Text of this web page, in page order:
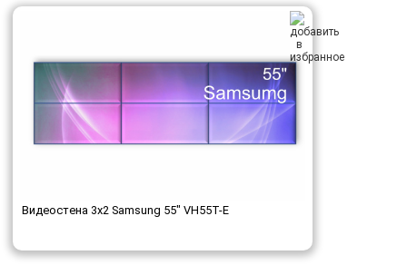
Видеостена 3x2 Samsung 55" VH55T-E